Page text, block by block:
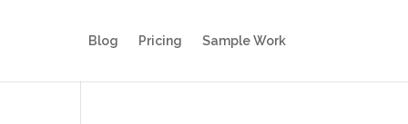
Blog Pricing Sample Work